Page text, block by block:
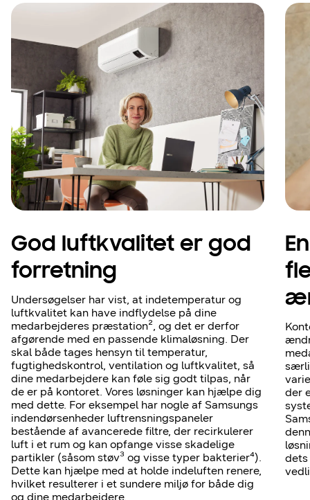
God luftkvalitet er god
forretning
Undersøgelser har vist, at indetemperatur og
luftkvalitet kan have indflydelse på dine
medarbejderes præstation², og det er derfor
afgørende med en passende klimaløsning. Der
skal både tages hensyn til temperatur,
fugtighedskontrol, ventilation og luftkvalitet, så
dine medarbejdere kan føle sig godt tilpas, når
de er på kontoret. Vores løsninger kan hjælpe dig
med dette. For eksempel har nogle af Samsungs
indendørsenheder luftrensningspaneler
bestående af avancerede filtre, der recirkulerer
luft i et rum og kan opfange visse skadelige
partikler (såsom støv³ og visse typer bakterier⁴).
Dette kan hjælpe med at holde indeluften renere,
hvilket resulterer i et sundere miljø for både dig
og dine medarbejdere.
der